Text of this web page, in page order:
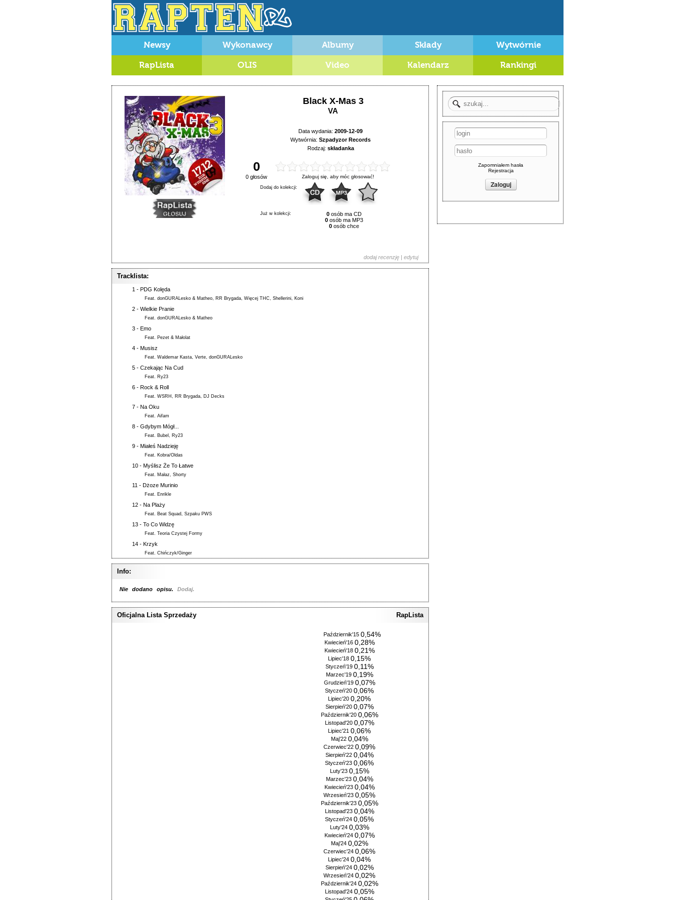
Newsy Wykonawcy Albumy Składy Wytwórnie
RapLista OLIS Video Kalendarz Rankingi
Zapomniałem hasła
Rejestracja
Black X-Mas 3
VA
Data wydania: 2009-12-09
Wytwórnia: Szpadyzor Records
Rodzaj: składanka
0
0 głosów Zaloguj się, aby móc głosować!
Dodaj do kolekcji:
Już w kolekcji: 0 osób ma CD
0 osób ma MP3
0 osób chce
dodaj recenzję | edytuj
Tracklista:
1 - PDG Kolęda
Feat. donGURALesko & Matheo, RR Brygada, Więcej THC, Shellerini, Koni
2 - Wielkie Pranie
Feat. donGURALesko & Matheo
3 - Emo
Feat. Pezet & Małolat
4 - Musisz
Feat. Waldemar Kasta, Verte, donGURALesko
5 - Czekając Na Cud
Feat. Ry23
6 - Rock & Roll
Feat. WSRH , RR Brygada, DJ Decks
7 - Na Oku
Feat. Aifam
8 - Gdybym Mógł...
Feat. Bubel , Ry23
9 - Miałeś Nadzieję
Feat. Kobra/Oldas
10 - Myślisz Że To Łatwe
Feat. Małaz, Shorty
11 - Dżoze Murinio
Feat. Enrikle
12 - Na Plaży
Feat. Beat Squad, Szpaku PWS
13 - To Co Widzę
Feat. Teoria Czystej Formy
14 - Krzyk
Feat. Chińczyk/Ginger
Info:
Nie dodano opisu. Dodaj.
Oficjalna Lista Sprzedaży RapLista
Październik'15 0,54%
Kwiecień'16 0,28%
Kwiecień'18 0,21%
Lipiec'18 0,15%
Styczeń'19 0,11%
Marzec'19 0,19%
Grudzień'19 0,07%
Styczeń'20 0,06%
Lipiec'20 0,20%
Sierpień'20 0,07%
Październik'20 0,06%
Listopad'20 0,07%
Lipiec'21 0,06%
Maj'22 0,04%
Czerwiec'22 0,09%
Sierpień'22 0,04%
Styczeń'23 0,06%
Luty'23 0,15%
Marzec'23 0,04%
Kwiecień'23 0,04%
Wrzesień'23 0,05%
Październik'23 0,05%
Listopad'23 0,04%
Styczeń'24 0,05%
Luty'24 0,03%
Kwiecień'24 0,07%
Maj'24 0,02%
Czerwiec'24 0,06%
Lipiec'24 0,04%
Sierpień'24 0,02%
Wrzesień'24 0,02%
Październik'24 0,02%
Listopad'24 0,05%